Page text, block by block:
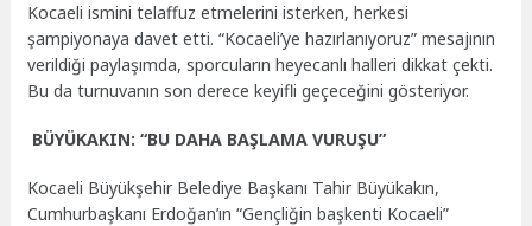
Kocaeli ismini telaffuz etmelerini isterken, herkesi
şampiyonaya davet etti. “Kocaeli’ye hazırlanıyoruz” mesajının
verildiği paylaşımda, sporcuların heyecanlı halleri dikkat çekti.
Bu da turnuvanın son derece keyifli geçeceğini gösteriyor.
BÜYÜKAKIN: “BU DAHA BAŞLAMA VURUŞU”
Kocaeli Büyükşehir Belediye Başkanı Tahir Büyükakın,
Cumhurbaşkanı Erdoğan’ın “Gençliğin başkenti Kocaeli”